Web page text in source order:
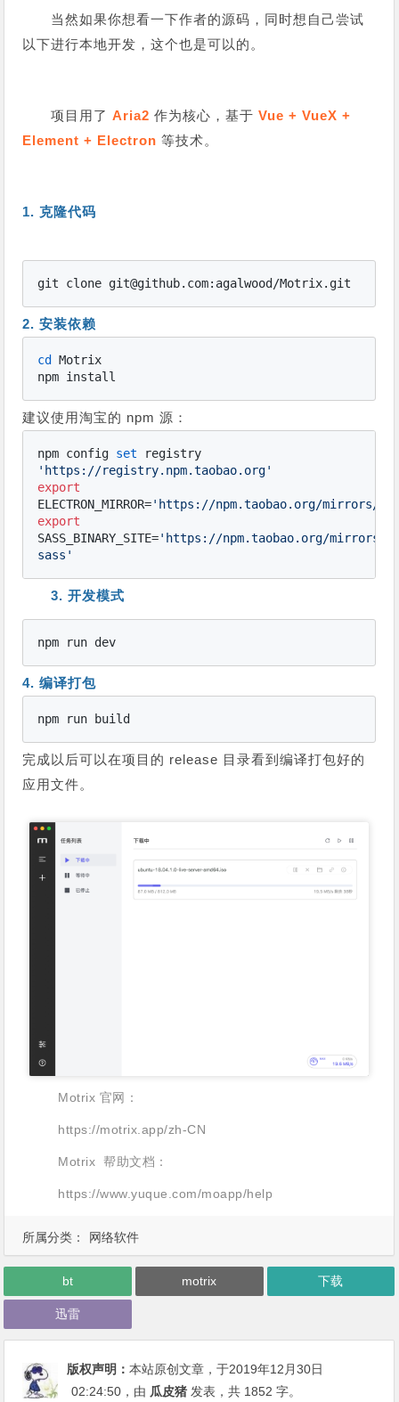
当然如果你想看一下作者的源码，同时想自己尝试
以下进行本地开发，这个也是可以的。
项目用了Aria2 作为核心，基于Vue + VueX +
Element + Electron 等技术。
1. 克隆代码
git clone git@github.com:agalwood/Motrix.git
2. 安装依赖
cd
Motrix
npm install
建议使用淘宝的 npm 源：
npm config set
' https://registry.npm.taobao.org'
export
ELECTRON_MIRROR=' https://npm.taobao.org/mirrors/
export
SASS_BINARY_SITE=' https://npm.taobao.org/mirrors/
sass '
3. 开发模式
npm run dev
4. 编译打包
npm run build
完成以后可以在项目的 release 目录看到编译打包好的
应用文件。
Motrix 官网：
https://motrix.app/zh-CN
Motrix 帮助文档：
https://www.yuque.com/moapp/help
所属分类： 网络软件
bt motrix 下载
迅雷
版权声明：本站原创文章，于2019年12月30日
02:24:50 ，由 瓜皮猪 发表，共 1852 字。